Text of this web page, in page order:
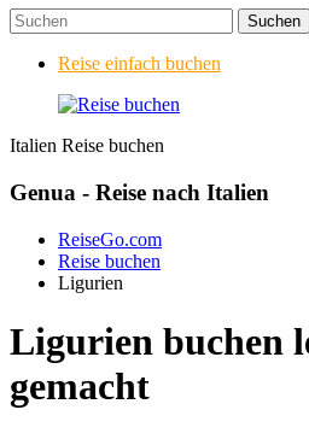
Suchen
Reise einfach buchen
Italien Reise buchen
Genua - Reise nach Italien
ReiseGo.com
Reise buchen
Ligurien
Ligurien buchen
gemacht